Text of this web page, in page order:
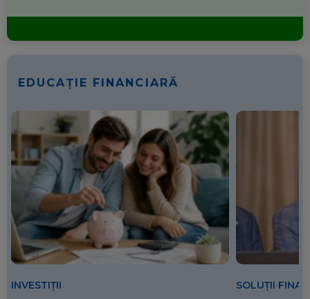
EDUCAȚIE FINANCIARĂ
INVESTIȚII SOLUȚII